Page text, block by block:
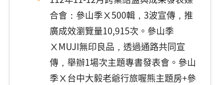
合會：參山季Ⅹ500輯，3波宣傳，推
廣成效瀏覽量10,915次。參山季
ⅩMUJI無印良品，透過通路共同宣
傳，舉辦1場次主題專書發表會。參山
季Ⅹ台中大毅老爺行旅喔熊主題房+參